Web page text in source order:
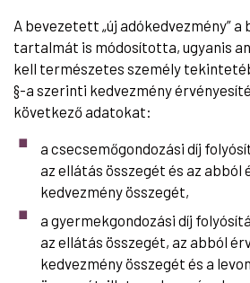
A bevezetett „új adókedvezmény” a
tartalmát is módosította, ugyanis
kell természetes személy
§-a szerinti kedvezmény
következő adatokat:
a csecsemőgondozási díj
az ellátás összegét és az
kedvezmény összegét,
a gyermekgondozási díj
az ellátás összegét, az abból
kedvezmény összegét és a